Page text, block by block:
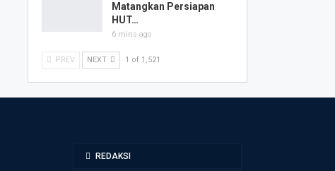
Matangkan Persiapan
HUT…
6 mins ago
PREV NEXT 1 of 1,521
REDAKSI